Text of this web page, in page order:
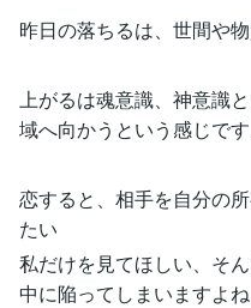
昨日の落ちるは、世間や
上がるは魂意識、神意識
域へ向かうという感じです
恋すると、相手を自分の
たい
私だけを見てほしい、そ
中に陥ってしまいますよ